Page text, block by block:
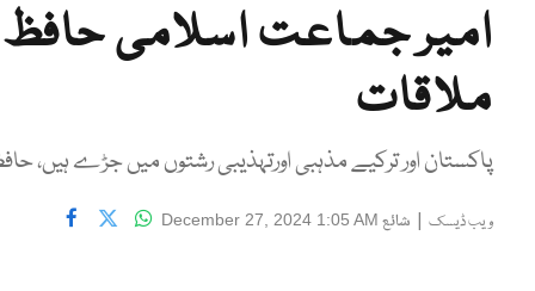
امیر جماعت اسلامی حافظ
ملاقات
پاکستان اور ترکیے مذہبی اورتہذیبی رشتوں میں جڑے ہیں،
ویب ڈیسک | شائع December 27, 2024 1:05 AM